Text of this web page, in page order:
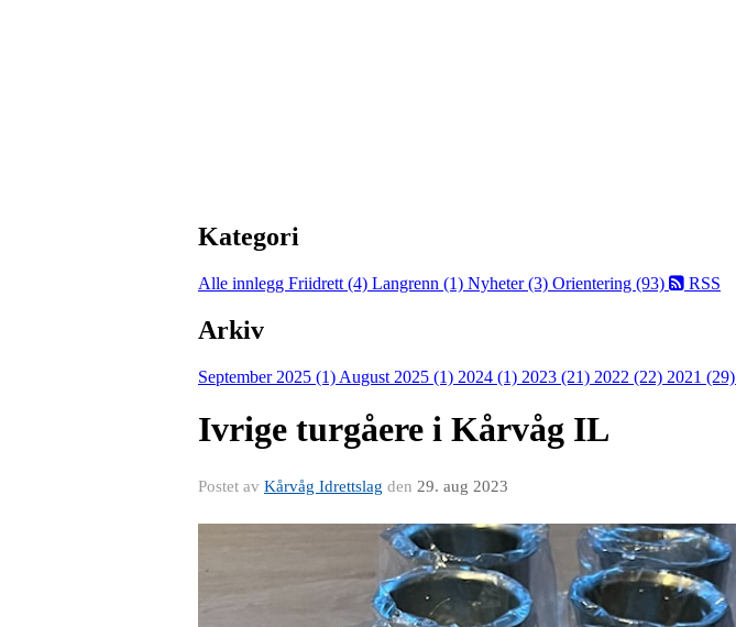
Kategori
Alle innlegg Friidrett (4) Langrenn (1) Nyheter (3) Orientering (93) RSS
Arkiv
September 2025 (1) August 2025 (1) 2024 (1) 2023 (21) 2022 (22) 2021 (29)
Ivrige turgåere i Kårvåg IL
Postet av Kårvåg Idrettslag den 29. aug 2023